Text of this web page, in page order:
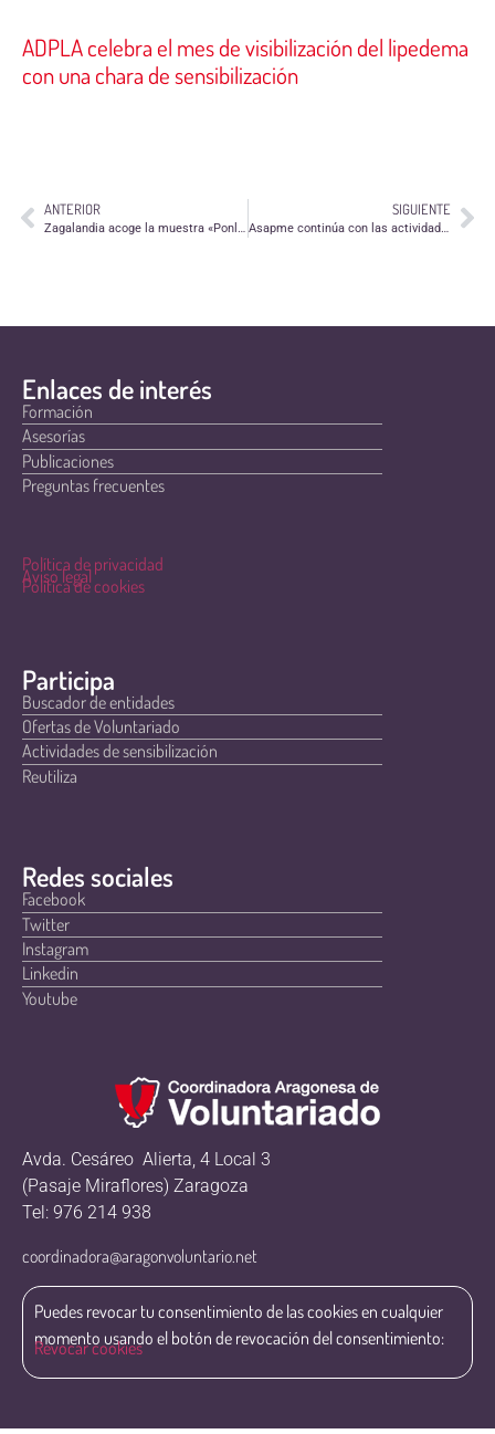
ADPLA celebra el mes de visibilización del lipedema
con una chara de sensibilización
ANTERIOR
Zagalandia acoge la muestra «Ponle cara al Voluntariado» en Barbastro
SIGUIENTE
Asapme continúa con las actividades de «Zaragoza + Humana»
Enlaces de interés
Formación
Asesorías
Publicaciones
Preguntas frecuentes
Política de privacidad
Aviso legal
Política de cookies
Participa
Buscador de entidades
Ofertas de Voluntariado
Actividades de sensibilización
Reutiliza
Redes sociales
Facebook
Twitter
Instagram
Linkedin
Youtube
Avda. Cesáreo Alierta, 4 Local 3
(Pasaje Miraflores) Zaragoza
Tel: 976 214 938
coordinadora@aragonvoluntario.net
Puedes revocar tu consentimiento de las cookies en cualquier
momento usando el botón de revocación del consentimiento:
Revocar cookies